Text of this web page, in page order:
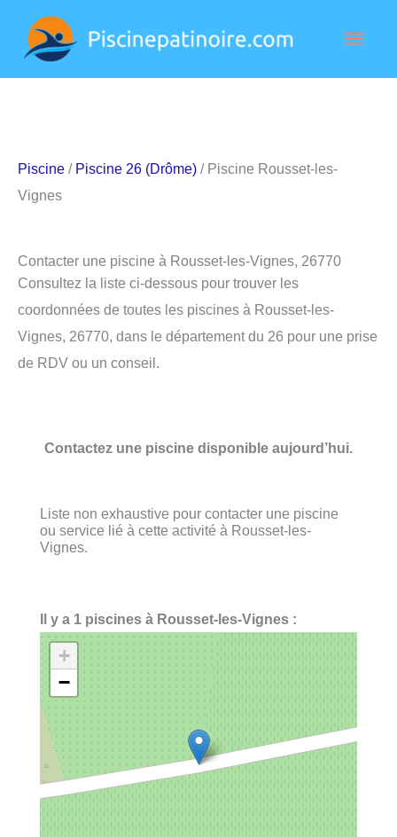
contenu
Piscine / Piscine 26 (Drôme) / Piscine Rousset-les-
Vignes
Contacter une piscine à Rousset-les-Vignes, 26770
Consultez la liste ci-dessous pour trouver les
coordonnées de toutes les piscines à Rousset-les-
Vignes, 26770, dans le département du 26 pour une prise
de RDV ou un conseil.
Contactez une piscine disponible aujourd’hui.
Liste non exhaustive pour contacter une piscine
ou service lié à cette activité à Rousset-les-
Vignes.
Il y a 1 piscines à Rousset-les-Vignes :
+
−